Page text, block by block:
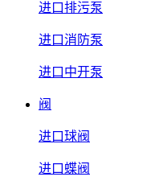
进口排污泵
进口消防泵
进口中开泵
阀
进口球阀
进口蝶阀